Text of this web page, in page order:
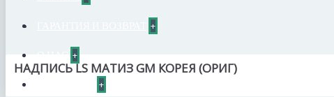
+
+
+
НАДПИСЬ LS МАТИЗ GM КОРЕЯ (ОРИГ)